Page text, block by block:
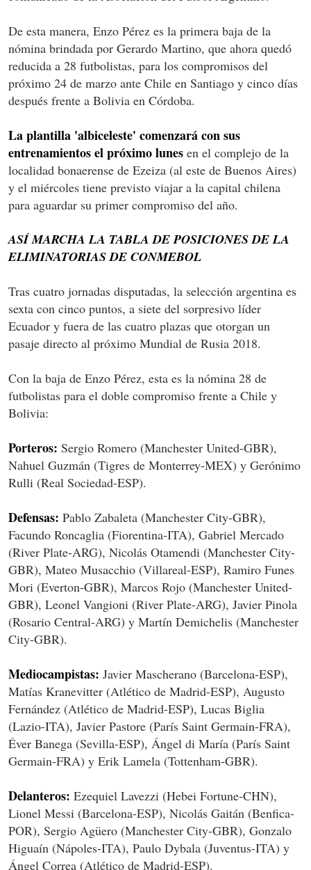
De esta manera, Enzo Pérez es la primera baja de la
nómina brindada por Gerardo Martino, que ahora quedó
reducida a 28 futbolistas, para los compromisos del
próximo 24 de marzo ante Chile en Santiago y cinco días
después frente a Bolivia en Córdoba.
La plantilla 'albiceleste' comenzará con sus
entrenamientos el próximo lunes en el complejo de la
localidad bonaerense de Ezeiza (al este de Buenos Aires)
y el miércoles tiene previsto viajar a la capital chilena
para aguardar su primer compromiso del año.
ASÍ MARCHA LA TABLA DE POSICIONES DE LA
ELIMINATORIAS DE CONMEBOL
Tras cuatro jornadas disputadas, la selección argentina es
sexta con cinco puntos, a siete del sorpresivo líder
Ecuador y fuera de las cuatro plazas que otorgan un
pasaje directo al próximo Mundial de Rusia 2018.
Con la baja de Enzo Pérez, esta es la nómina 28 de
futbolistas para el doble compromiso frente a Chile y
Bolivia:
Porteros: Sergio Romero (Manchester United-GBR),
Nahuel Guzmán (Tigres de Monterrey-MEX) y Gerónimo
Rulli (Real Sociedad-ESP).
Defensas: Pablo Zabaleta (Manchester City-GBR),
Facundo Roncaglia (Fiorentina-ITA), Gabriel Mercado
(River Plate-ARG), Nicolás Otamendi (Manchester City-
GBR), Mateo Musacchio (Villareal-ESP), Ramiro Funes
Mori (Everton-GBR), Marcos Rojo (Manchester United-
GBR), Leonel Vangioni (River Plate-ARG), Javier Pinola
(Rosario Central-ARG) y Martín Demichelis (Manchester
City-GBR).
Mediocampistas: Javier Mascherano (Barcelona-ESP),
Matías Kranevitter (Atlético de Madrid-ESP), Augusto
Fernández (Atlético de Madrid-ESP), Lucas Biglia
(Lazio-ITA), Javier Pastore (París Saint Germain-FRA),
Éver Banega (Sevilla-ESP), Ángel di María (París Saint
Germain-FRA) y Erik Lamela (Tottenham-GBR).
Delanteros: Ezequiel Lavezzi (Hebei Fortune-CHN),
Lionel Messi (Barcelona-ESP), Nicolás Gaitán (Benfica-
POR), Sergio Agüero (Manchester City-GBR), Gonzalo
Higuaín (Nápoles-ITA), Paulo Dybala (Juventus-ITA) y
Ángel Correa (Atlético de Madrid-ESP).